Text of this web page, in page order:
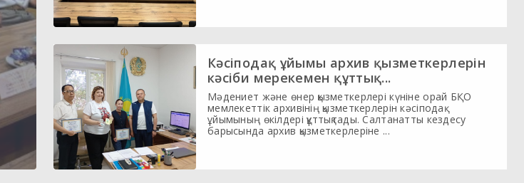
Кәсіподақ ұйымы архив қызметкерлерін
кәсіби мерекемен құттық...
Мәдениет және өнер қызметкерлері күніне орай БҚО
мемлекеттік архивінің қызметкерлерін кәсіподақ
ұйымының өкілдері құттықтады. Салтанатты кездесу
барысында архив қызметкерлеріне ...